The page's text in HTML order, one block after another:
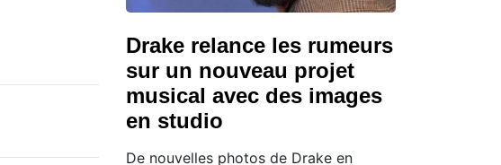
Drake relance les rumeurs
sur un nouveau projet
musical avec des images
en studio
De nouvelles photos de Drake en